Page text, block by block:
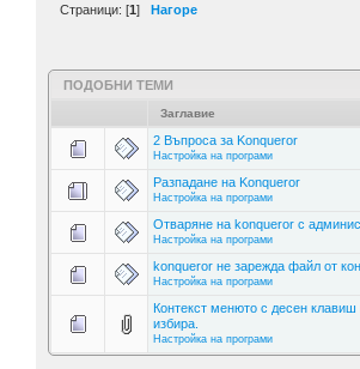
Страници: [1] Нагоре
ПОДОБНИ ТЕМИ
Заглавие
2 Въпроса за Konqueror
Настройка на програми
Разпадане на Konqueror
Настройка на програми
Отваряне на konqueror с
Настройка на програми
konqueror не зарежда файл от
Настройка на програми
Контекст менюто с десен
избира.
Настройка на програми